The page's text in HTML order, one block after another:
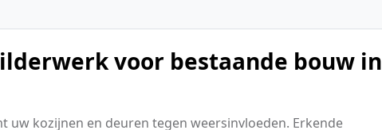
voor bestaande bouw in
uw kozijnen en deuren tegen weersinvloeden. Erkende